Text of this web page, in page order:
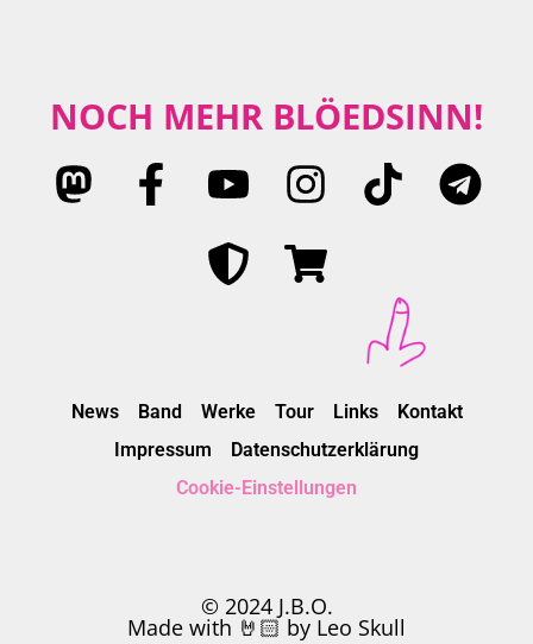
NOCH MEHR BLÖEDSINN!
News Band Werke Tour Links
Kontakt
Impressum
Datenschutzerklärung
Cookie-Einstellungen
© 2024 J.B.O.
Made with 🤘🏻 by Leo Skull